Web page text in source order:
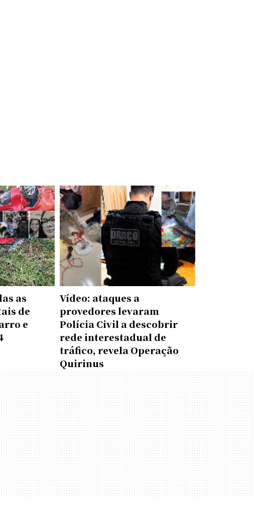
as
de
e
Vídeo: ataques a
provedores levaram
Polícia Civil a descobrir
rede interestadual de
tráfico, revela Operação
Quirinus